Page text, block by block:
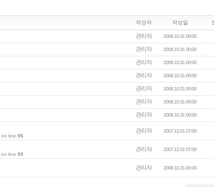
작성자 작성일
관리자 2008.10.31 00:00
관리자 2008.10.31 00:00
관리자 2008.10.31 00:00
관리자 2008.10.31 00:00
관리자 2008.10.31 00:00
관리자 2008.10.31 00:00
관리자 2008.10.31 00:00
on line 95
관리자 2007.12.01 07:00
on line 95
관리자 2007.12.01 07:00
관리자 2008.10.31 00:00